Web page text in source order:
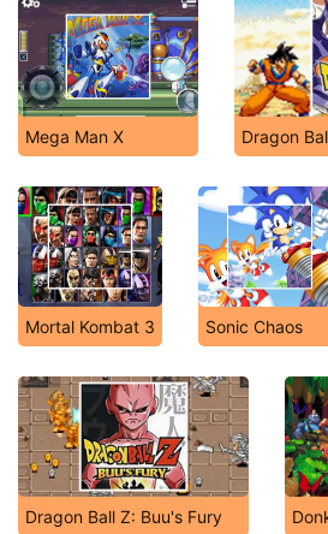
Mega Man X Dragon
Mortal Kombat 3 Sonic Chaos
Dragon Ball Z: Buu's Fury